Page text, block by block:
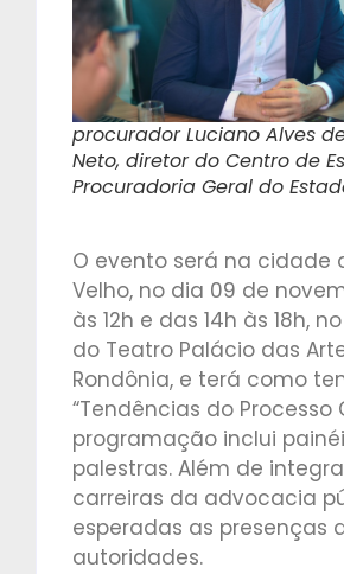
procurador Luciano Alves
Neto, diretor do Centro de
Procuradoria Geral do
O evento será na cidade
Velho, no dia 09 de
às 12h e das 14h às 18h,
do Teatro Palácio das
Rondônia, e terá como
“Tendências do Processo
programação inclui
palestras. Além de
carreiras da advocacia
esperadas as presenças
autoridades.